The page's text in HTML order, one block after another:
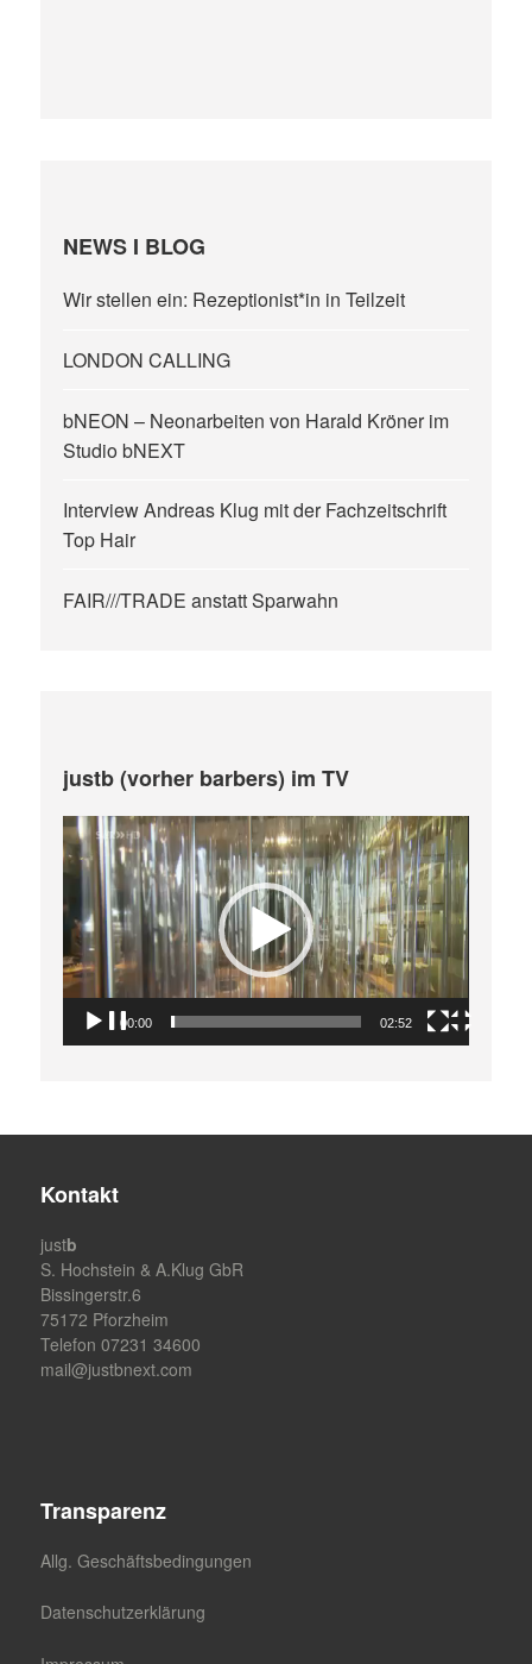
NEWS I BLOG
Wir stellen ein: Rezeptionist*in in Teilzeit
LONDON CALLING
bNEON – Neonarbeiten von Harald Kröner im
Studio bNEXT
Interview Andreas Klug mit der Fachzeitschrift
Top Hair
FAIR///TRADE anstatt Sparwahn
justb (vorher barbers) im TV
Video-
Player
00:00 02:52
Kontakt
justb
S. Hochstein & A.Klug GbR
Bissingerstr.6
75172 Pforzheim
Telefon 07231 34600
mail@justbnext.com
Transparenz
Allg. Geschäftsbedingungen
Datenschutzerklärung